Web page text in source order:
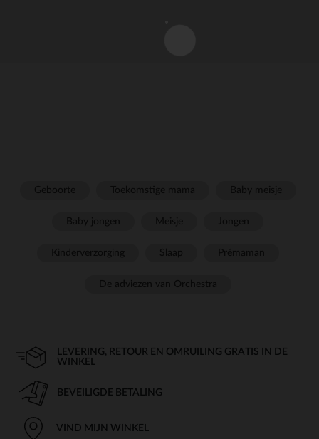
LEVERING, RETOUR EN OMRUILING GRATIS IN DE
WINKEL
BEVEILIGDE BETALING
VIND MIJN WINKEL